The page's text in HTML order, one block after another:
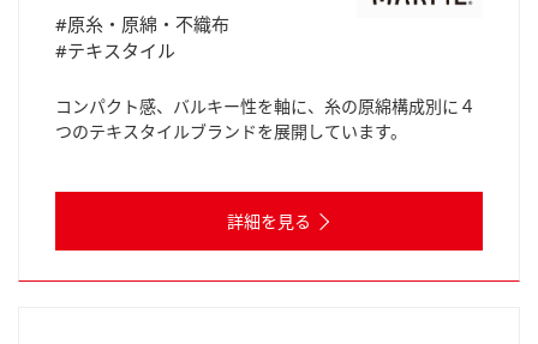
#原糸・原綿・不織布
#テキスタイル
コンパクト感、バルキー性を軸に、糸の原綿構成別に４
つのテキスタイルブランドを展開しています。
詳細を見る